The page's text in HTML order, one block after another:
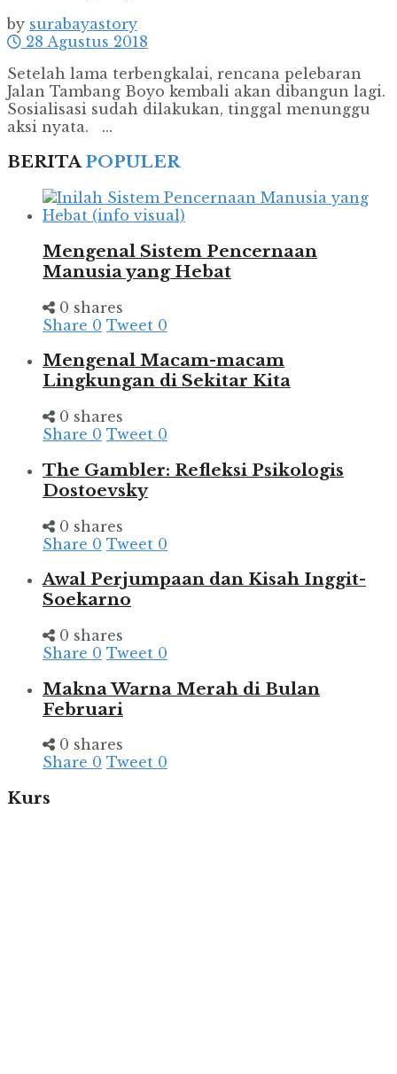
by surabayastory
28 Agustus 2018
Setelah lama terbengkalai, rencana pelebaran
Jalan Tambang Boyo kembali akan dibangun lagi.
Sosialisasi sudah dilakukan, tinggal menunggu
aksi nyata. ...
BERITAPOPULER
Mengenal Sistem Pencernaan
Manusia yang Hebat
0 shares
Share 0 Tweet 0
Mengenal Macam-macam
Lingkungan di Sekitar Kita
0 shares
Share 0 Tweet 0
The Gambler: Refleksi Psikologis
Dostoevsky
0 shares
Share 0 Tweet 0
Awal Perjumpaan dan Kisah Inggit-
Soekarno
0 shares
Share 0 Tweet 0
Makna Warna Merah di Bulan
Februari
0 shares
Share 0 Tweet 0
Kurs